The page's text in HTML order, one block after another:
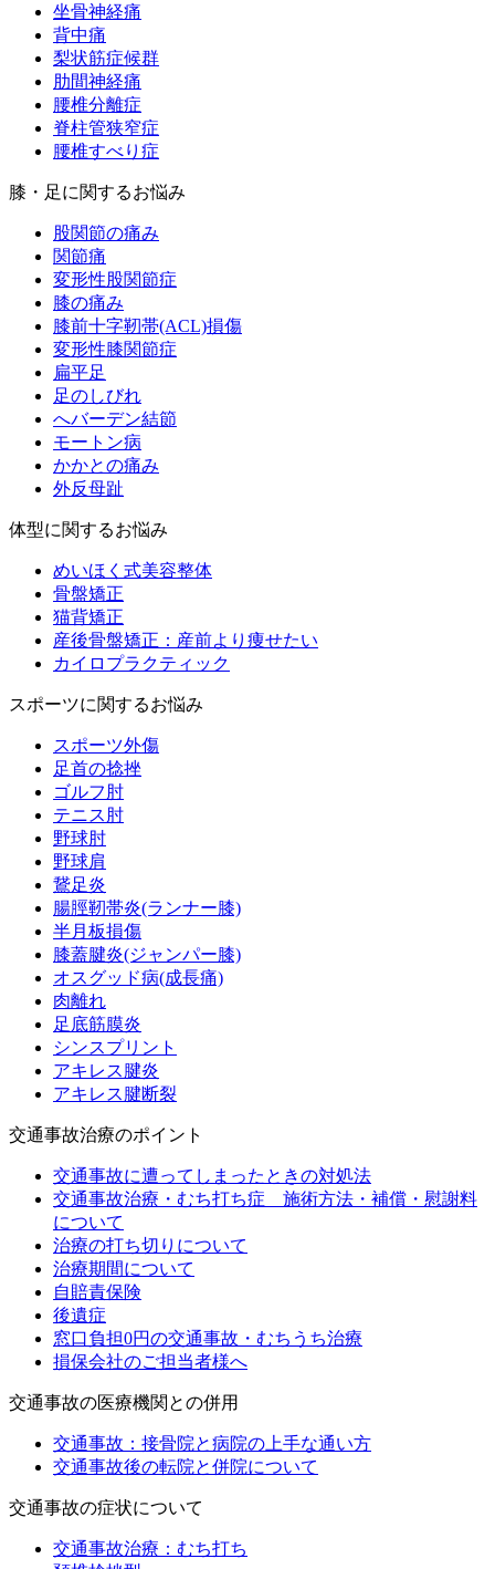
坐骨神経痛
背中痛
梨状筋症候群
肋間神経痛
腰椎分離症
脊柱管狭窄症
腰椎すべり症
膝・足に関するお悩み
股関節の痛み
関節痛
変形性股関節症
膝の痛み
膝前十字靭帯(ACL)損傷
変形性膝関節症
扁平足
足のしびれ
へバーデン結節
モートン病
かかとの痛み
外反母趾
体型に関するお悩み
めいほく式美容整体
骨盤矯正
猫背矯正
産後骨盤矯正：産前より痩せたい
カイロプラクティック
スポーツに関するお悩み
スポーツ外傷
足首の捻挫
ゴルフ肘
テニス肘
野球肘
野球肩
鵞足炎
腸脛靭帯炎(ランナー膝)
半月板損傷
膝蓋腱炎(ジャンパー膝)
オスグッド病(成長痛)
肉離れ
足底筋膜炎
シンスプリント
アキレス腱炎
アキレス腱断裂
交通事故治療のポイント
交通事故に遭ってしまったときの対処法
交通事故治療・むち打ち症 施術方法・補償・慰謝料
について
治療の打ち切りについて
治療期間について
自賠責保険
後遺症
窓口負担0円の交通事故・むちうち治療
損保会社のご担当者様へ
交通事故の医療機関との併用
交通事故：接骨院と病院の上手な通い方
交通事故後の転院と併院について
交通事故の症状について
交通事故治療：むち打ち